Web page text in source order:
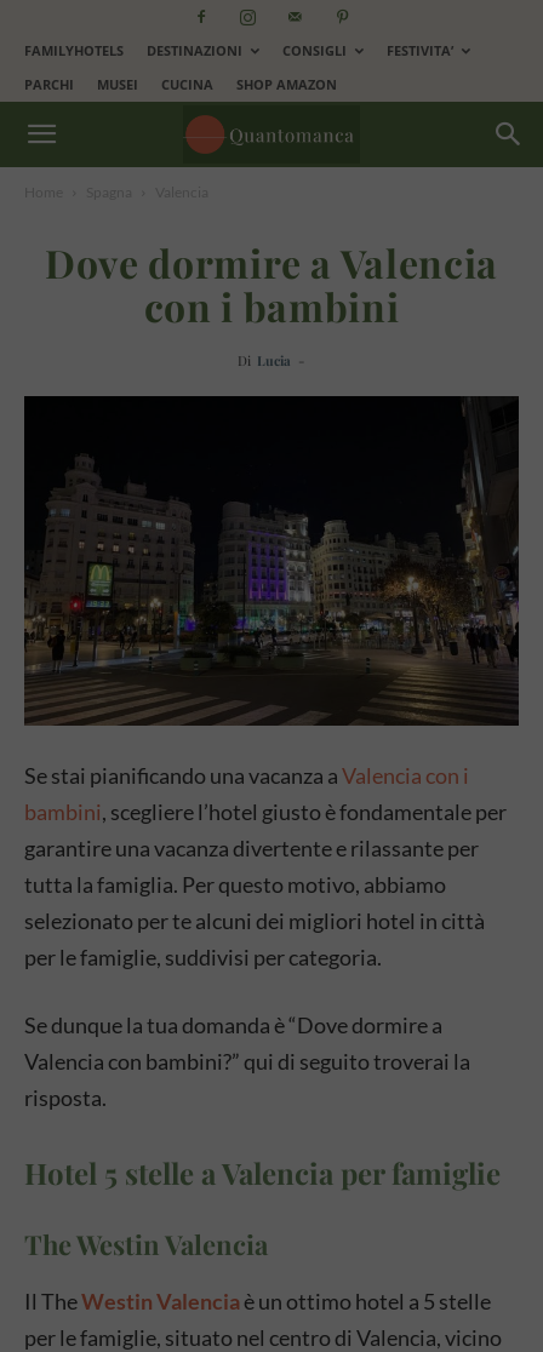
FAMILYHOTELS DESTINAZIONI CONSIGLI
FESTIVITA’
PARCHI
MUSEI CUCINA SHOP AMAZON
Dove dormire a Valencia
con i bambini
Di Lucia -
Se stai pianificando una vacanza aValencia con i
bambini, scegliere l’hotel giusto è fondamentale per
garantire una vacanza divertente e rilassante per
tutta la famiglia. Per questo motivo, abbiamo
selezionato per te alcuni dei migliori hotel in città
per le famiglie, suddivisi per categoria.
Se dunque la tua domanda è “Dove dormire a
Valencia con bambini?” qui di seguito troverai la
risposta.
Hotel 5 stelle a Valencia per famiglie
The Westin Valencia
Il TheWestin Valenciaè un ottimo hotel a 5 stelle
per le famiglie, situato nel centro di Valencia, vicino